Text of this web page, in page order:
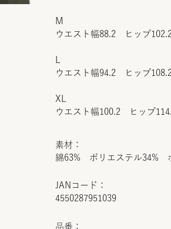
JANコード：
4550287951039
品番：
M
ウエスト幅88.2 ヒップ
ウエスト幅94.2 ヒップ
XL
ウエスト幅100.2 ヒップ
素材：
綿63% ポリエステル34%